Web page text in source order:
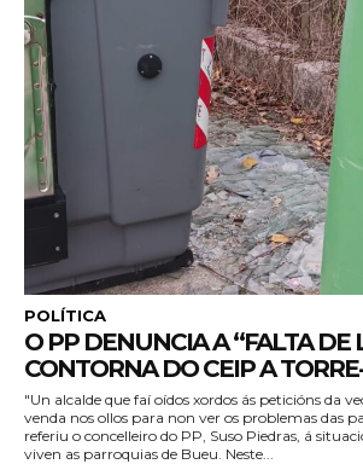
POLÍTICA
O PP DENUNCIA A “FALTA DE
CONTORNA DO CEIP A
"Un alcalde que faí oídos xordos ás peticións da
venda nos ollos para non ver os problemas das
referiu o concelleiro do PP, Suso Piedras, á
viven as parroquias de Bueu. Neste...